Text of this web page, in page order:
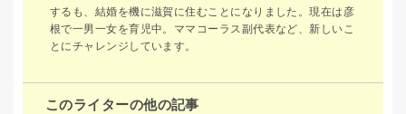
するも、結婚を機に滋賀に住むことになりました。現在は彦
根で一男一女を育児中。ママコーラス副代表など、新しいこ
とにチャレンジしています。
このライターの他の記事